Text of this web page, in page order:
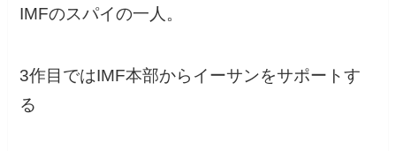
IMFのスパイの一人。
3作目ではIMF本部からイーサンをサポートす
る